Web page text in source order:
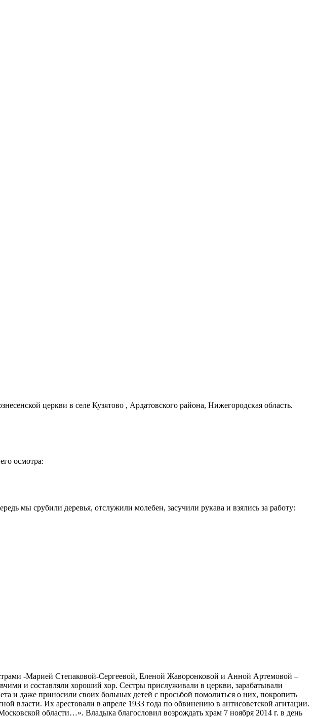
церкви в селе Кузятово , Ардатовского района, Нижегородская область.
осмотра:
мы срубили деревья, отслужили молебен, засучили рукава и взялись за работу:
-Марией Степаковой-Сергеевой, Еленой Жаворонковой и Анной Артемовой –
и составляли хороший хор. Сестры прислуживали в церкви, зарабатывали
и даже приносили своих больных детей с просьбой помолиться о них, покропить
власти. Их арестовали в апреле 1933 года по обвинению в антисоветской агитации.
области…». Владыка благословил возрождать храм 7 ноября 2014 г. в день